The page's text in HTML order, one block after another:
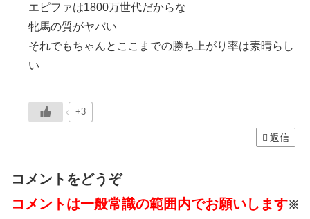
エピファは1800万世代だからな
牝馬の質がヤバい
それでもちゃんとここまでの勝ち上がり率は素晴らし
い
+3
返信
コメントをどうぞ
コメントは一般常識の範囲内でお願いします※